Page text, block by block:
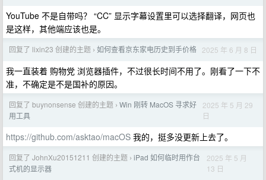
YouTube 不是自带吗？ “CC” 显示字幕设置里可以选择翻译，网页也
是这样，其他端应该也是。
回复了 lixin23 创建的主题 › 如何查看京东家电历史到手价格 2025 年 6 月 8 日
我一直装着 购物党 浏览器插件，不过很长时间不用了。刚看了一下不
准，不确定是不是国补的原因。
回复了 buynonsense 创建的主题 › Win 刚转 MacOS 寻求好
用工具
2025 年 5 月 29
日
https://github.com/asktao/macOS 我的，挺多没更新上去了。
回复了 JohnXu20151211 创建的主题 › iPad 如何临时用作台
式机的显示器
2025 年 5 月
13 日